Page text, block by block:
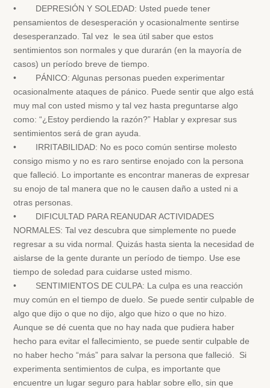
• DEPRESIÓN Y SOLEDAD: Usted puede tener
pensamientos de desesperación y ocasionalmente sentirse
desesperanzado. Tal vez le sea útil saber que estos
sentimientos son normales y que durarán (en la mayoría de
casos) un período breve de tiempo.
• PÁNICO: Algunas personas pueden experimentar
ocasionalmente ataques de pánico. Puede sentir que algo está
muy mal con usted mismo y tal vez hasta preguntarse algo
como: “¿Estoy perdiendo la razón?” Hablar y expresar sus
sentimientos será de gran ayuda.
• IRRITABILIDAD: No es poco común sentirse molesto
consigo mismo y no es raro sentirse enojado con la persona
que falleció. Lo importante es encontrar maneras de expresar
su enojo de tal manera que no le causen daño a usted ni a
otras personas.
• DIFICULTAD PARA REANUDAR ACTIVIDADES
NORMALES: Tal vez descubra que simplemente no puede
regresar a su vida normal. Quizás hasta sienta la necesidad de
aislarse de la gente durante un período de tiempo. Use ese
tiempo de soledad para cuidarse usted mismo.
• SENTIMIENTOS DE CULPA: La culpa es una reacción
muy común en el tiempo de duelo. Se puede sentir culpable de
algo que dijo o que no dijo, algo que hizo o que no hizo.
Aunque se dé cuenta que no hay nada que pudiera haber
hecho para evitar el fallecimiento, se puede sentir culpable de
no haber hecho “más” para salvar la persona que falleció. Si
experimenta sentimientos de culpa, es importante que
encuentre un lugar seguro para hablar sobre ello, sin que